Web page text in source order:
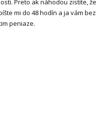
Preto ak náhodou zistíte, že
mi do 48 hodín a ja vám bez
peniaze.